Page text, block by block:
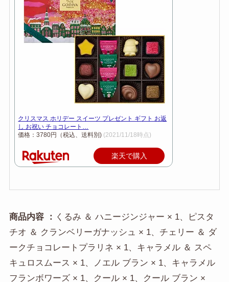
クリスマス ホリデー スイーツ プレゼント ギフト お返
し お祝い チョコレート…
価格：3780円（税込、送料別) (2021/11/18時点)
楽天で購入
商品内容 ： くるみ ＆ ハニージンジャー × 1、ピスタ
チオ ＆ クランベリーガナッシュ × 1、チェリー ＆ ダ
ークチョコレートプラリネ × 1、キャラメル ＆ スペ
キュロスムース × 1、ノエル ブラン × 1、キャラメル
フランボワーズ × 1、クール × 1、クール ブラン ×